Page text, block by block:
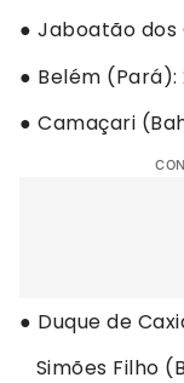
● Jaboatão
● Belém (Pará):
● Camaçari
● Duque de
Simões Filho